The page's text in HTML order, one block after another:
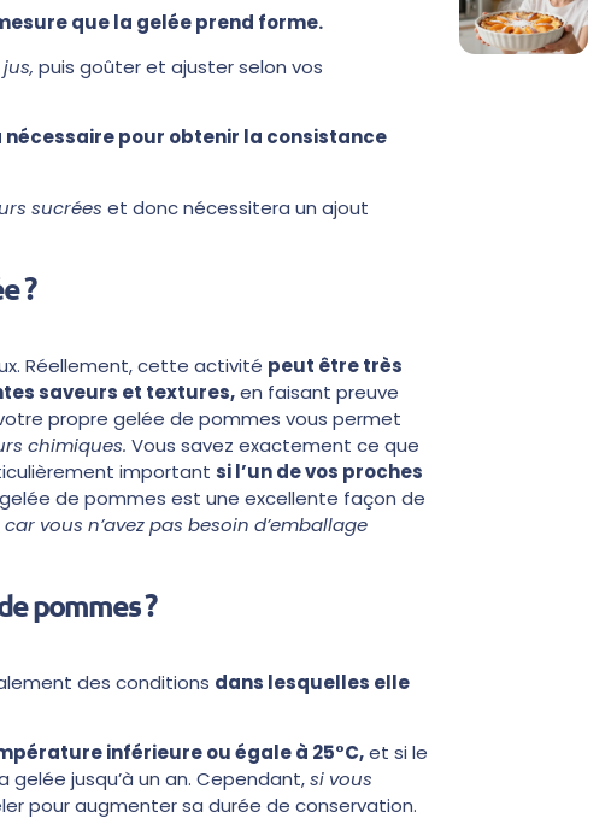
que la gelée prend forme.
puis goûter et ajuster selon vos
nécessaire pour obtenir la consistance
sucrées et donc nécessitera un ajout
?
Réellement, cette activité peut être très
saveurs et textures,en faisant preuve
propre gelée de pommes vous permet
chimiques. Vous savez exactement ce que
important si l’un de vos proches
de pommes est une excellente façon de
car vous n’avez pas besoin d’emballage
pommes ?
des conditions dans lesquelles elle
inférieure ou égale à 25°C,et si le
jusqu’à un an. Cependant,si vous
pour augmenter sa durée de conservation.